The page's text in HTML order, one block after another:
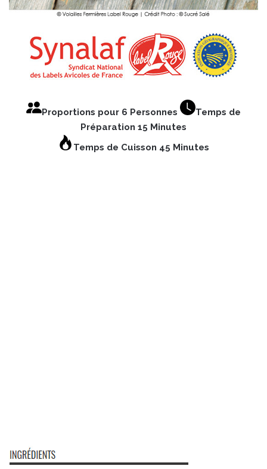
Proportions pour 6 Personnes
Temps de
Préparation 15 Minutes
Temps de Cuisson 45 Minutes